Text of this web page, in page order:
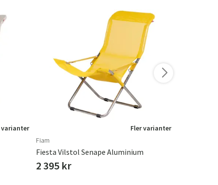
varianter
Fler varianter
Fiam
Fiesta Vilstol Senape Aluminium
2 395 kr